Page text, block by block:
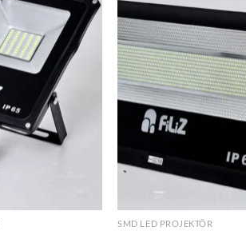
İstek
Listeme
Ekle
SMD LED PROJEKTÖR